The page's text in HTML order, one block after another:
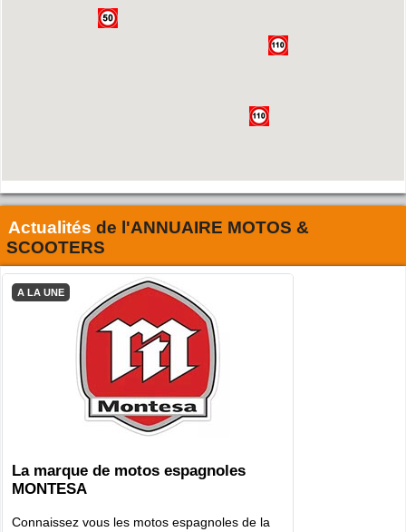
Actualités de l'ANNUAIRE MOTOS &
SCOOTERS
A LA UNE
La marque de motos espagnoles
MONTESA
Connaissez vous les motos espagnoles de la